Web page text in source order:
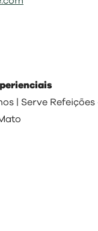
| Serve